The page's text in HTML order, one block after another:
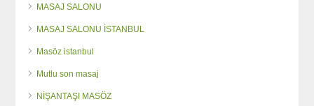
MASAJ SALONU
MASAJ SALONU İSTANBUL
Masöz istanbul
Mutlu son masaj
NİŞANTAŞI MASÖZ